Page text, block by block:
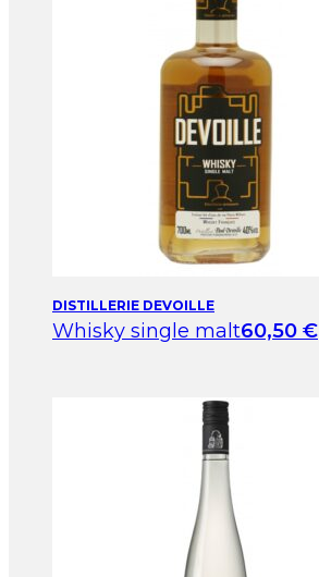
DISTILLERIE DEVOILLE
Whisky single malt60,50 €